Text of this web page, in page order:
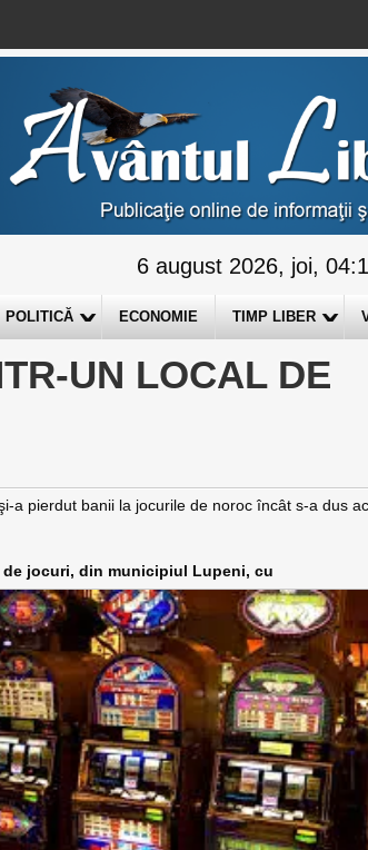
6 august 2026, joi,
POLITICĂ ECONOMIE TIMP LIBER
UN LOCAL DE
a pierdut banii la jocurile de noroc încât s-a dus
jocuri, din municipiul Lupeni, cu